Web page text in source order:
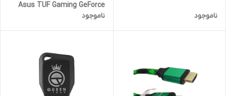
ناموجود
Asus TUF Gaming GeForce
RTX 5070
ناموجود